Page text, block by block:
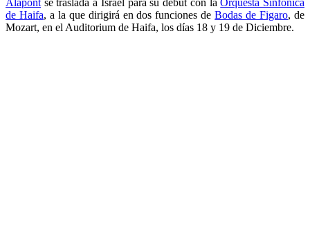
Alapont se traslada a Israel para su debut con laOrquesta Sinfónica
de Haifa, a la que dirigirá en dos funciones deBodas de Figaro, de
Mozart, en el Auditorium de Haifa, los días 18 y 19 de Diciembre.